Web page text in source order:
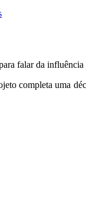
falar da
completa